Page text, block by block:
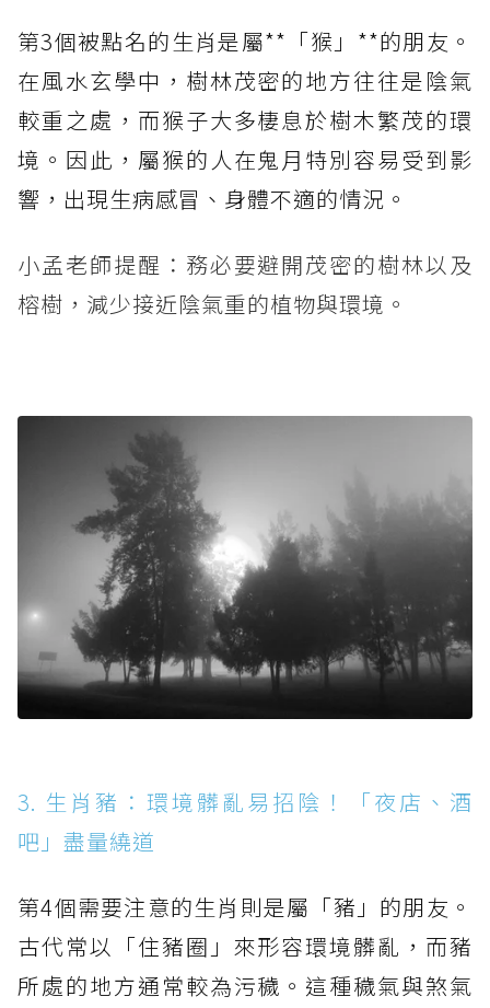
第3個被點名的生肖是屬**「猴」**的朋友。
在風水玄學中，樹林茂密的地方往往是陰氣
較重之處，而猴子大多棲息於樹木繁茂的環
境。因此，屬猴的人在鬼月特別容易受到影
響，出現生病感冒、身體不適的情況。
小孟老師提醒：務必要避開茂密的樹林以及
榕樹，減少接近陰氣重的植物與環境。
3. 生肖豬：環境髒亂易招陰！「夜店、酒
吧」盡量繞道
第4個需要注意的生肖則是屬「豬」的朋友。
古代常以「住豬圈」來形容環境髒亂，而豬
所處的地方通常較為污穢。這種穢氣與煞氣